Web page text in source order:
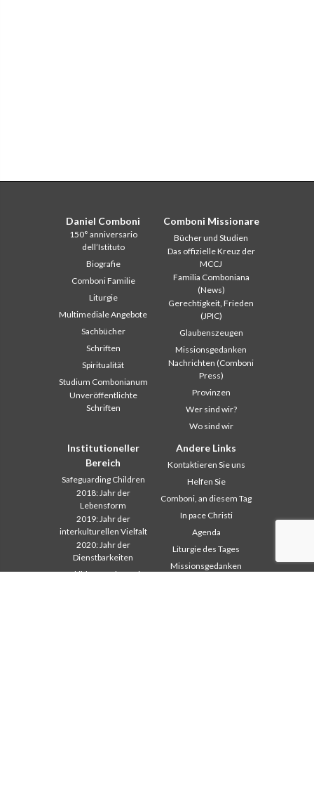
Daniel Comboni
150° anniversario
dell’Istituto
Biografie
Comboni Familie
Liturgie
Multimediale Angebote
Sachbücher
Schriften
Spiritualität
Studium Combonianum
Unveröffentlichte
Schriften
Comboni Missionare
Bücher und Studien
Das offizielle Kreuz der
MCCJ
Familia Comboniana
(News)
Gerechtigkeit, Frieden
(JPIC)
Glaubenszeugen
Missionsgedanken
Nachrichten (Comboni
Press)
Provinzen
Wer sind wir?
Wo sind wir
Institutioneller
Bereich
Safeguarding Children
2018: Jahr der
Lebensform
2019: Jahr der
interkulturellen Vielfalt
2020: Jahr der
Dienstbarkeiten
Ausbildungssekretariat
Andere Links
Kontaktieren Sie uns
Helfen Sie
Comboni, an diesem Tag
In pace Christi
Agenda
Liturgie des Tages
Missionsgedanken